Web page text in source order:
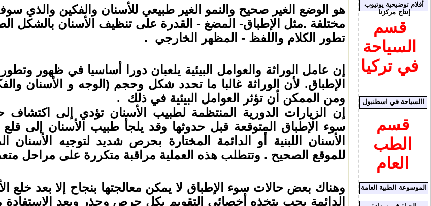
هو الوضع الغير صحيح والنمو الغير طبيعي للأسنان والفكين والذي
مختلفة .مثل الإطباق- المضغ - القدرة على تنظيف الأسنان بالشكل
تطور الكلام واللفظ - المظهر الخارجي .
إن عامل الوراثة والعوامل البيئية يلعبان دورا أساسيا في ظهور
الإطباق. لأن الوراثة غالبا ما تحدد شكل وحجم (الوجه و الأسنان
ومن الممكن أن تؤثر العوامل البيئية في ذلك
.
إن الزيارات الدورية المنتظمة لطبيب الأسنان تؤدي إلى اكتشاف
سوء الإطباق المتوقعة قبل حدوثها وقد يلجأ طبيب الأسنان إلى
الأسنان اللبنية أو الدائمة المختارة بحرص شديد لتوجيه الأسنان
للموقع الصحيح . وتتطلب هذه العملية مراقبة متكررة على مراحل
وهناك بعض حالات سوء الإطباق لا يمكن معالجتها بنجاح إلا بعد خلع
الدائمة يجب يتخذه أخصائي التقويم بكل حرص وحذر وبعد
أفلام توضيحية يوتيوب
إنتاج مركزنا
قسم
السياحة
في تركيا
االسياحة في اسطنبول
قسم
الطب
العام
الموسوعة الطبية العامة